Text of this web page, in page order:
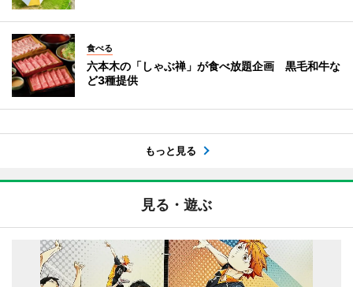
食べる
六本木の「しゃぶ禅」が食べ放題企画 黒毛和牛な
ど3種提供
もっと見る
見る・遊ぶ